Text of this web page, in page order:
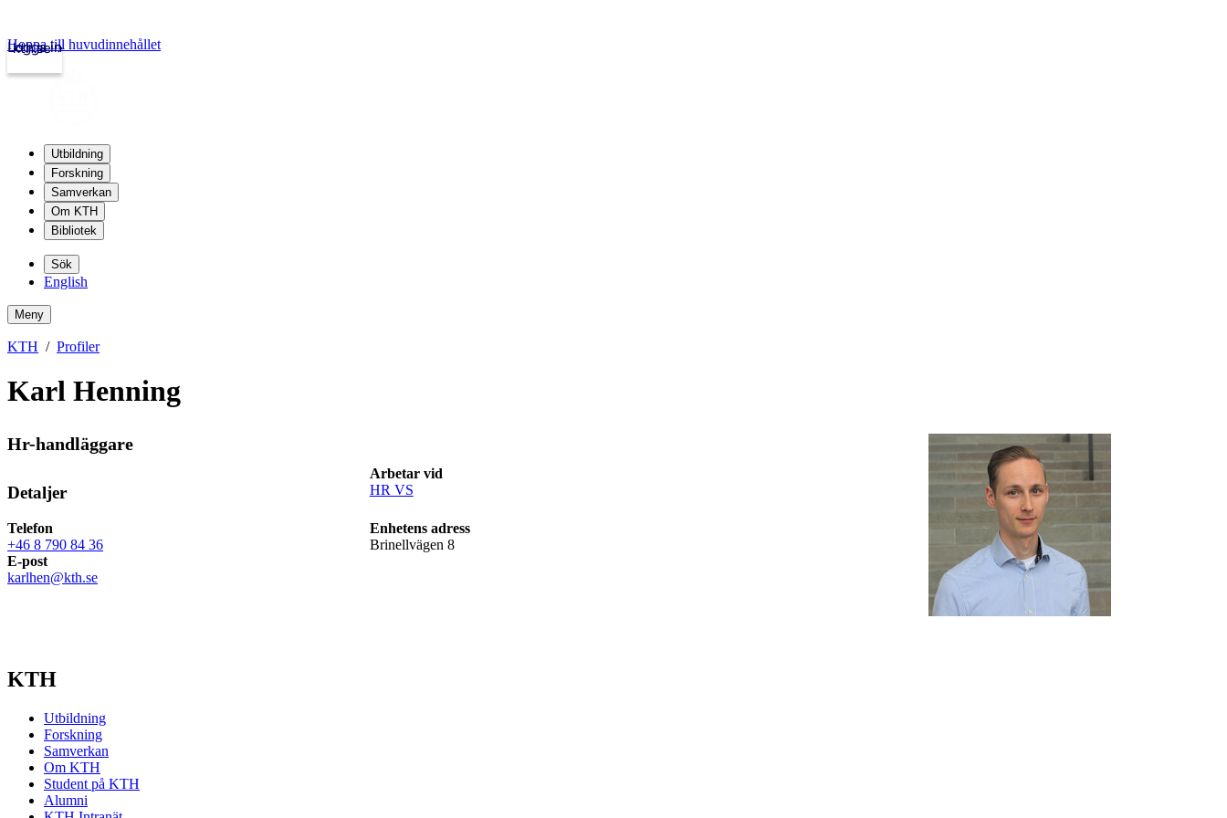
kth.se
Logga in
Hoppa till huvudinnehållet
Utbildning
Forskning
Samverkan
Om KTH
Bibliotek
Sök
English
Meny
KTH Profiler
Karl Henning
Hr-handläggare
Detaljer
Arbetar vid
HR VS
Telefon
+46 8 790 84 36
Enhetens adress
Brinellvägen 8
E-post
karlhen@kth.se
KTH
Utbildning
Forskning
Samverkan
Om KTH
Student på KTH
Alumni